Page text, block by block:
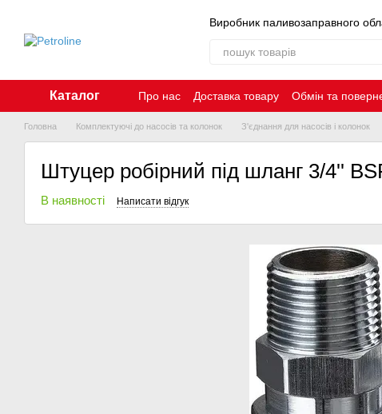
Виробник паливозаправного
Каталог Про нас Доставка товару Обмін та
Контакти
Головна Комплектуючі до насосів та колонок З'єднання для насосів і колонок
Штуцер робірний під шланг 3/4''
В наявності Написати відгук